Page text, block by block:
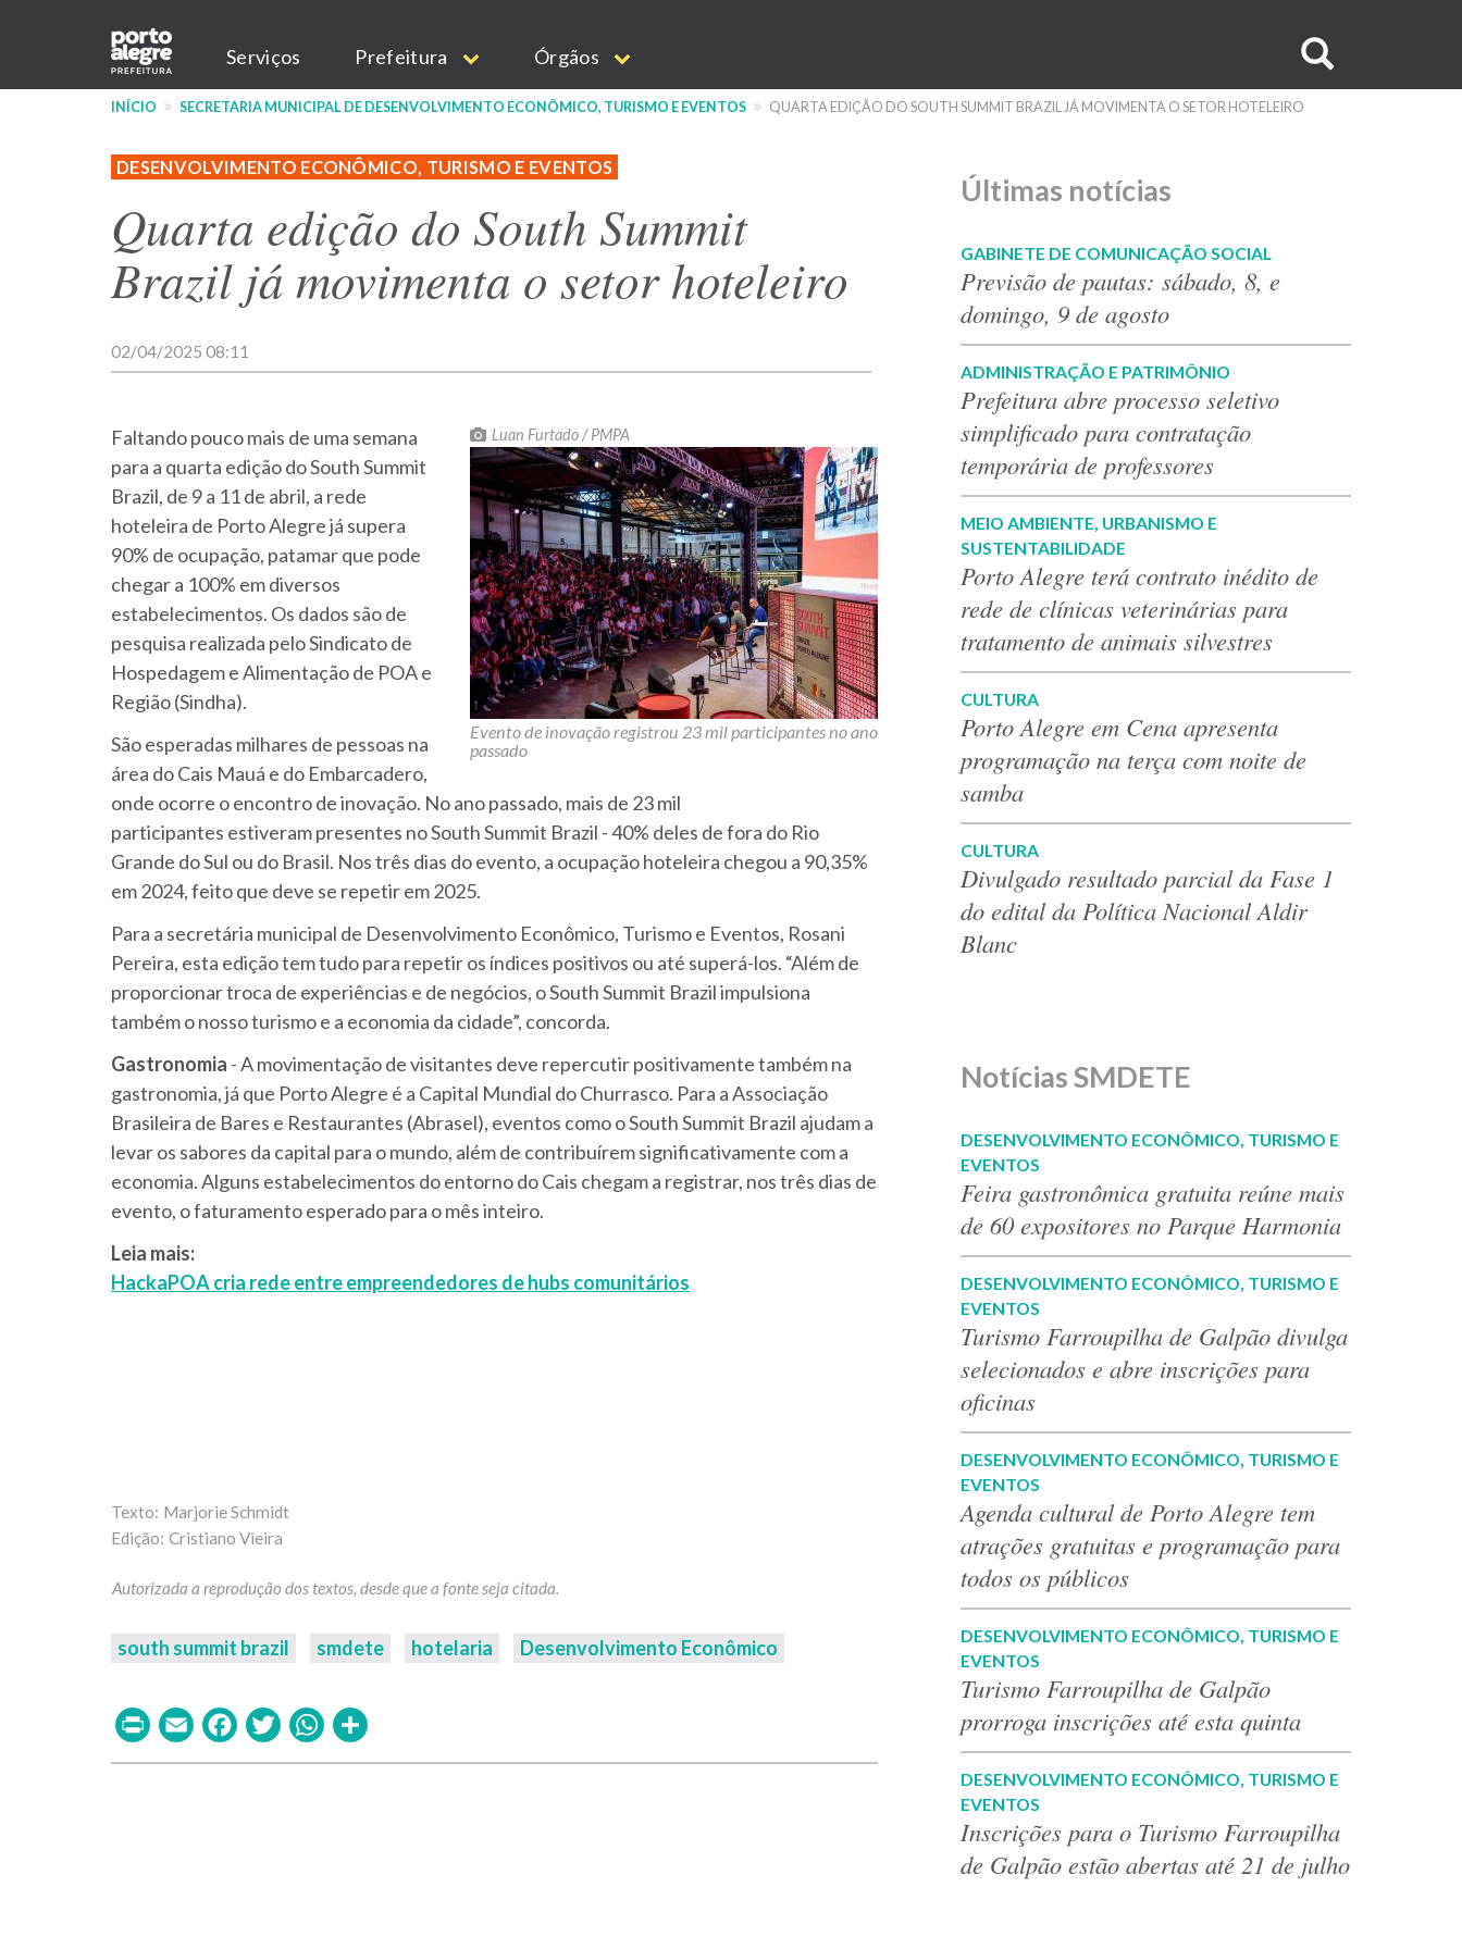
conteúdo
Main
navigation
Serviços Prefeitura Órgãos
no
INÍCIO SECRETARIA MUNICIPAL DE DESENVOLVIMENTO ECONÔMICO, TURISMO E EVENTOS QUARTA EDIÇÃO DO SOUTH SUMMIT BRAZIL JÁ MOVIMENTA O SETOR HOTELEIRO
DESENVOLVIMENTO ECONÔMICO, TURISMO E EVENTOS
Quarta edição do South Summit
Brazil já movimenta o setor hoteleiro
02/04/2025 08:11
Luan Furtado / PMPA
Evento de inovação registrou 23 mil participantes no ano
passado
Faltando pouco mais de uma semana
para a quarta edição do South Summit
Brazil, de 9 a 11 de abril, a rede
hoteleira de Porto Alegre já supera
90% de ocupação, patamar que pode
chegar a 100% em diversos
estabelecimentos. Os dados são de
pesquisa realizada pelo Sindicato de
Hospedagem e Alimentação de POA e
Região (Sindha).
São esperadas milhares de pessoas na
área do Cais Mauá e do Embarcadero,
onde ocorre o encontro de inovação. No ano passado, mais de 23 mil
participantes estiveram presentes no South Summit Brazil - 40% deles de fora do Rio
Grande do Sul ou do Brasil. Nos três dias do evento, a ocupação hoteleira chegou a 90,35%
em 2024, feito que deve se repetir em 2025.
Para a secretária municipal de Desenvolvimento Econômico, Turismo e Eventos, Rosani
Pereira, esta edição tem tudo para repetir os índices positivos ou até superá-los. “Além de
proporcionar troca de experiências e de negócios, o South Summit Brazil impulsiona
também o nosso turismo e a economia da cidade”, concorda.
Gastronomia - A movimentação de visitantes deve repercutir positivamente também na
gastronomia, já que Porto Alegre é a Capital Mundial do Churrasco. Para a Associação
Brasileira de Bares e Restaurantes (Abrasel), eventos como o South Summit Brazil ajudam a
levar os sabores da capital para o mundo, além de contribuírem significativamente com a
economia. Alguns estabelecimentos do entorno do Cais chegam a registrar, nos três dias de
evento, o faturamento esperado para o mês inteiro.
Leia mais:
HackaPOA cria rede entre empreendedores de hubs comunitários
Marjorie Schmidt
Cristiano Vieira
south summit brazil smdete hotelaria Desenvolvimento Econômico
PrintEmailFacebook
TwitterWhatsApp
Últimas notícias
GABINETE DE COMUNICAÇÃO SOCIAL
Previsão de pautas: sábado, 8, e
domingo, 9 de agosto
ADMINISTRAÇÃO E PATRIMÔNIO
Prefeitura abre processo seletivo
simplificado para contratação
temporária de professores
MEIO AMBIENTE, URBANISMO E
SUSTENTABILIDADE
Porto Alegre terá contrato inédito de
rede de clínicas veterinárias para
tratamento de animais silvestres
CULTURA
Porto Alegre em Cena apresenta
programação na terça com noite de
samba
CULTURA
Divulgado resultado parcial da Fase 1
do edital da Política Nacional Aldir
Blanc
Notícias SMDETE
DESENVOLVIMENTO ECONÔMICO, TURISMO E
EVENTOS
Feira gastronômica gratuita reúne mais
de 60 expositores no Parque Harmonia
DESENVOLVIMENTO ECONÔMICO, TURISMO E
EVENTOS
Turismo Farroupilha de Galpão divulga
selecionados e abre inscrições para
oficinas
DESENVOLVIMENTO ECONÔMICO, TURISMO E
EVENTOS
Agenda cultural de Porto Alegre tem
atrações gratuitas e programação para
todos os públicos
DESENVOLVIMENTO ECONÔMICO, TURISMO E
EVENTOS
Turismo Farroupilha de Galpão
prorroga inscrições até esta quinta
DESENVOLVIMENTO ECONÔMICO, TURISMO E
EVENTOS
Inscrições para o Turismo Farroupilha
de Galpão estão abertas até 21 de julho